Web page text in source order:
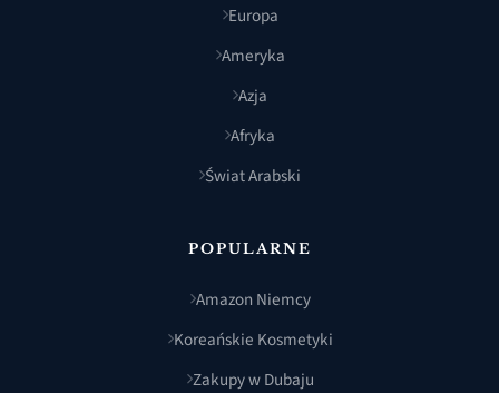
Europa
Ameryka
Azja
Afryka
Świat Arabski
POPULARNE
Amazon Niemcy
Koreańskie Kosmetyki
Zakupy w Dubaju